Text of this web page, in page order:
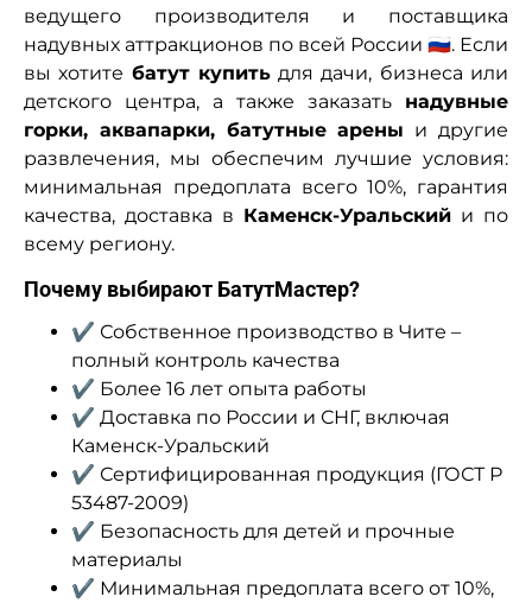
ведущего производителя и поставщика
надувных аттракционов по всей России 🇷🇺. Если
вы хотите батут купитьдля дачи, бизнеса или
детского центра, а также заказать надувные
горки, аквапарки, батутные арены и другие
развлечения, мы обеспечим лучшие условия:
минимальная предоплата всего 10%, гарантия
качества, доставка в Каменск-Уральский и по
всему региону.
Почему выбирают БатутМастер?
✔ Собственное производство в Чите –
полный контроль качества
✔ Более 16 лет опыта работы
✔ Доставка по России и СНГ, включая
Каменск-Уральский
✔ Сертифицированная продукция (ГОСТ Р
53487-2009)
✔ Безопасность для детей и прочные
материалы
✔ Минимальная предоплата всего от 10%,